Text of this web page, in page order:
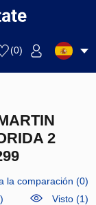
(0)
2
la comparación (0)
)
Visto (1)